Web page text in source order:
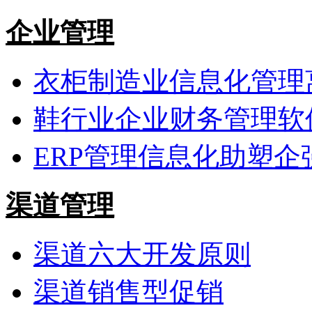
企业管理
衣柜制造业信息化管
鞋行业企业财务管理软
ERP管理信息化助塑企
渠道管理
渠道六大开发原则
渠道销售型促销